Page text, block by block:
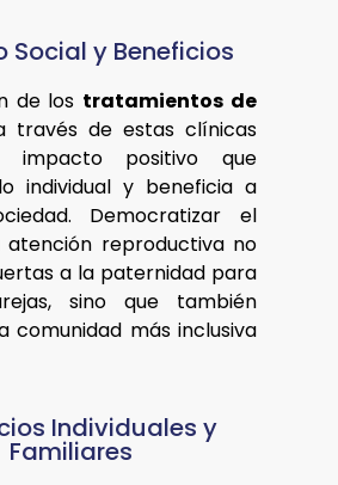
Social y Beneficios
de los tratamientos de
través de estas clínicas
impacto positivo que
individual y beneficia a
Democratizar el
reproductiva no
a la paternidad para
sino que también
comunidad más inclusiva
Individuales y
Familiares